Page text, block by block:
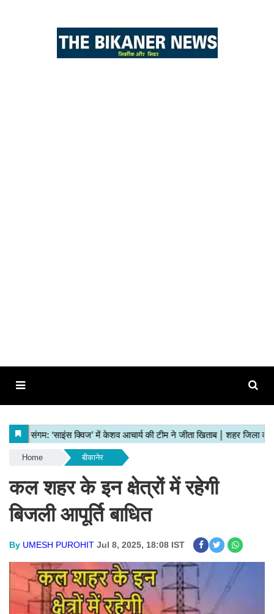
Home बीकानेर
कल शहर के इन क्षेत्रों में रहेगी
बिजली आपूर्ति बाधित
By UMESH PUROHIT Jul 8, 2025, 18:08 IST